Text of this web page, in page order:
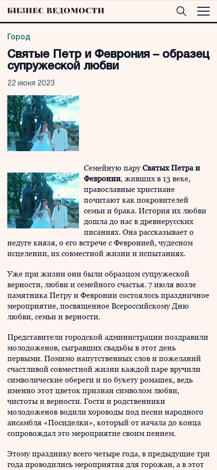
Город
Святые Петр и Феврония – образец
супружеской любви
22 июня 2023
Семейную паруСвятых Петра и
Февронии, живших в 13 веке,
православные христиане
почитают как покровителей
семьи и брака. История их любви
дошла до нас в древнерусских
писаниях. Она рассказывает о
недуге князя, о его встрече с Февронией, чудесном
исцелении, их совместной жизни и испытаниях.
Уже при жизни они были образцом супружеской
верности, любви и семейного счастья. 7 июля возле
памятника Петру и Февронии состоялось праздничное
мероприятие, посвященное Всероссийскому Дню
любви, семьи и верности.
Представители городской администрации поздравили
молодоженов, сыгравших свадьбы в этот день
первыми. Помимо напутственных слов и пожеланий
счастливой совместной жизни каждой паре вручили
символические обереги и по букету ромашек, ведь
именно этот цветок признан символом любви,
чистоты и верности. Гости и родственники
молодоженов водили хороводы под песни народного
ансамбля «Посиделки», который от начала до конца
сопровождал это мероприятие своим пением.
Этому празднику всего четыре года, в предыдущие три
года проводились мероприятия для горожан, а в этот